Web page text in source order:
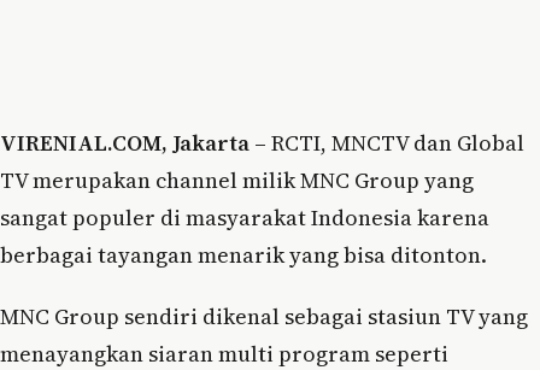
VIRENIAL.COM, Jakarta – RCTI, MNCTV dan Global
TV merupakan channel milik MNC Group yang
sangat populer di masyarakat Indonesia karena
berbagai tayangan menarik yang bisa ditonton.
MNC Group sendiri dikenal sebagai stasiun TV yang
menayangkan siaran multi program seperti